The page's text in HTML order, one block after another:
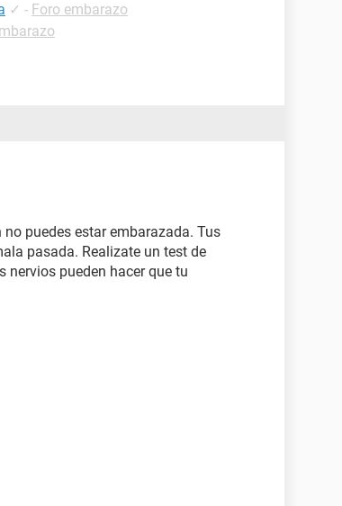
✓ - Foro embarazo
puedes estar embarazada. Tus
pasada. Realizate un test de
nervios pueden hacer que tu